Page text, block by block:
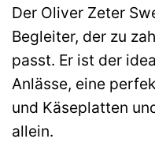
Der Oliver Zeter
Begleiter, der zu
passt. Er ist der
Anlässe, eine
und Käseplatten
allein.